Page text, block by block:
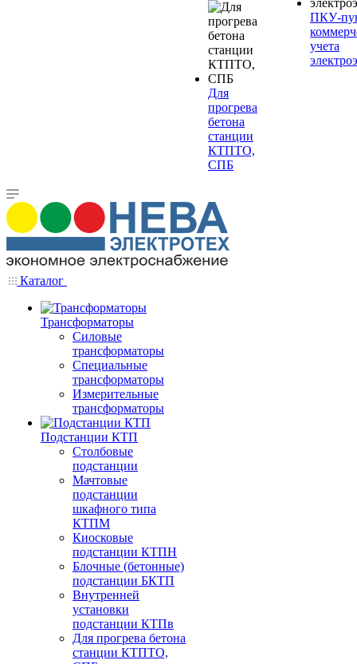
Для
прогрева
бетона
станции
КТПТО,
СПБ
ПКУ-
учета
Каталог
Трансформаторы
Силовые
трансформаторы
Специальные
трансформаторы
Измерительные
трансформаторы
Подстанции КТП
Столбовые
подстанции
Мачтовые
подстанции
шкафного типа
КТПМ
Киосковые
подстанции КТПН
Блочные (бетонные)
подстанции БКТП
Внутренней
установки
подстанции КТПв
Для прогрева бетона
станции КТПТО,